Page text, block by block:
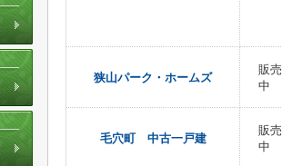
狭山パーク・ホームズ
販売
中
毛穴町 中古一戸建
販売
中